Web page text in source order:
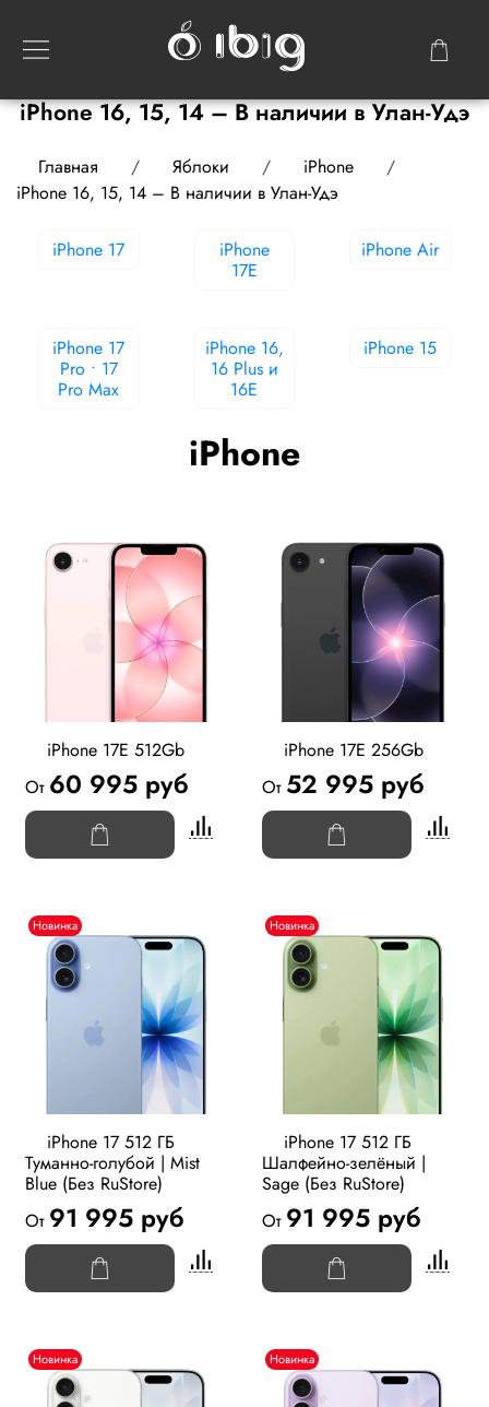
iPhone 16, 15, 14 – В наличии в Улан-Удэ
Главная Яблоки
iPhone
iPhone 16, 15, 14 – В наличии в Улан-Удэ
iPhone 17
iPhone
17E
iPhone Air
iPhone 17
Pro • 17
Pro Max
iPhone 16,
16 Plus и
16E
iPhone 15
iPhone
iPhone 17E 512Gb
От 60 995 руб
iPhone 17E 256Gb
От 52 995 руб
Новинка
iPhone 17 512 ГБ
Туманно-голубой | Mist
Blue (Без RuStore)
От 91 995 руб
Новинка
iPhone 17 512 ГБ
Шалфейно-зелёный |
Sage (Без RuStore)
От 91 995 руб
Новинка Новинка